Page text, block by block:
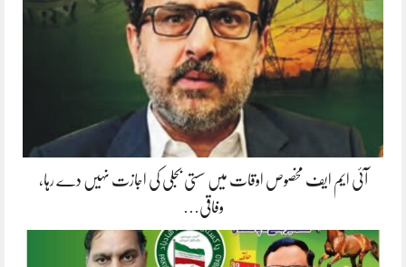
آئی ایم ایف مخصوص اوقات میں سستی بجلی کی اجازت نہیں دے رہا،
وفاقی…